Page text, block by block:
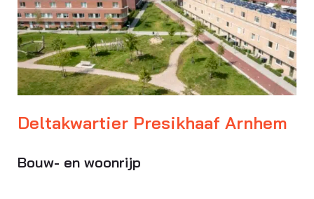
Deltakwartier Presikhaaf Arnhem
Bouw- en woonrijp